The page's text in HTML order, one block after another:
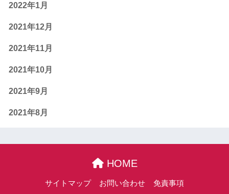
2022年1月
2021年12月
2021年11月
2021年10月
2021年9月
2021年8月
HOME
サイトマップ お問い合わせ 免責事項